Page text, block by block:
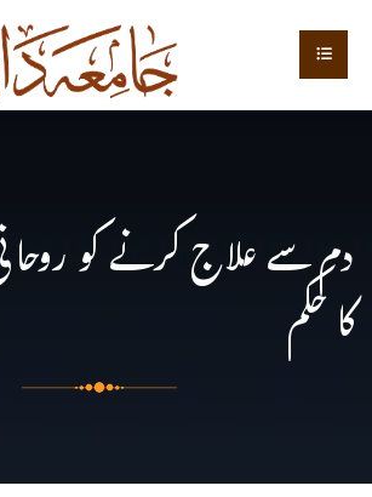
دم سے علاج کرنے کو
کا حکم